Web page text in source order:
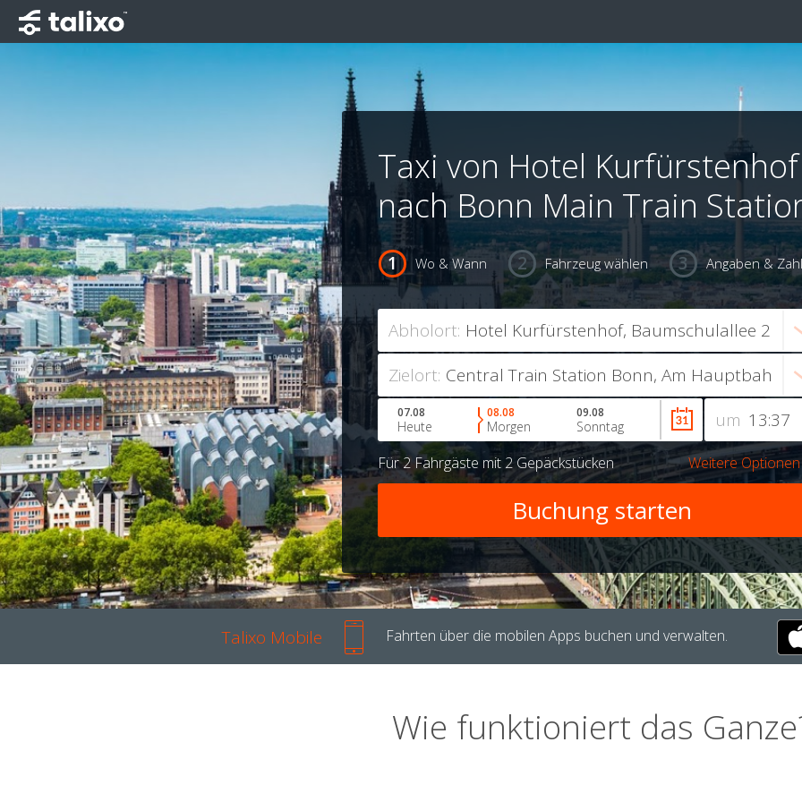
Taxi von Hotel Kurfürstenhof
nach Bonn Main Train
Wo & Wann Fahrzeug wählen Angaben &
Abholort:
Zielort:
um
07.08
Heute
08.08
Morgen
09.08
Sonntag
Für2 Fahrgäste mit2 Gepäckstücken Weitere Optionen
Talixo Mobile Fahrten über die mobilen Apps buchen und verwalten.
Wie funktioniert das